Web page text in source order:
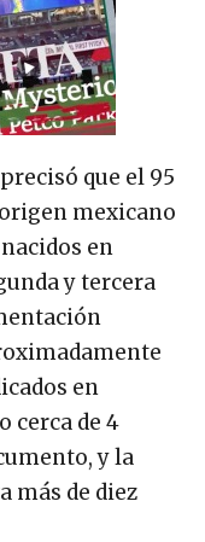
que el 95
mexicano
nacidos en
y tercera
en
cerca de 4
y la
más de diez